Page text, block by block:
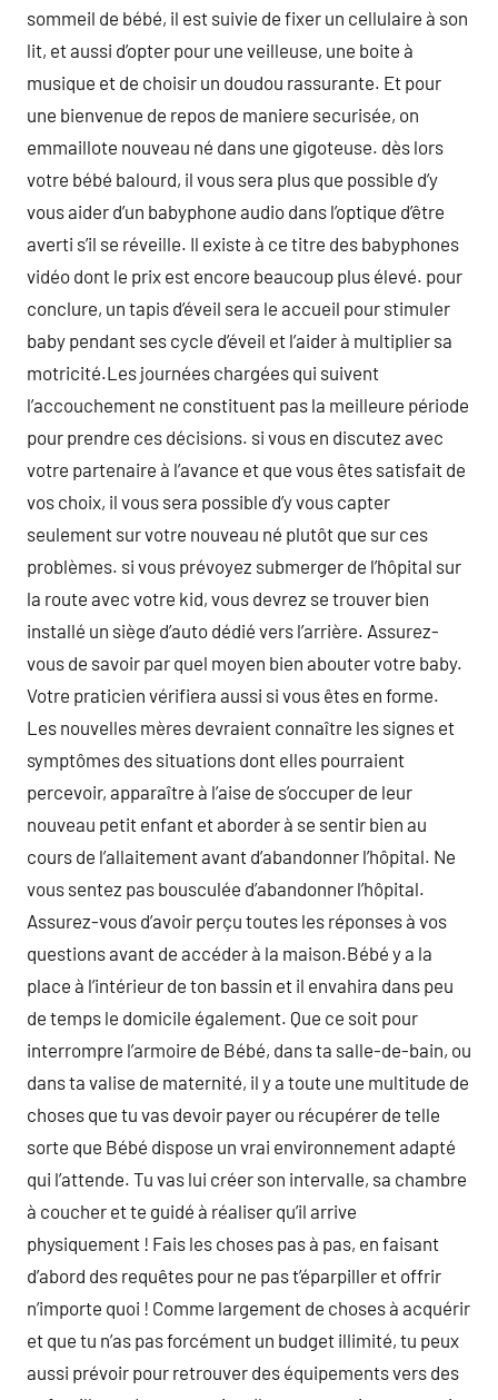
sommeil de bébé, il est suivie de fixer un cellulaire à son
lit, et aussi d’opter pour une veilleuse, une boite à
musique et de choisir un doudou rassurante. Et pour
une bienvenue de repos de maniere securisée, on
emmaillote nouveau né dans une gigoteuse. dès lors
votre bébé balourd, il vous sera plus que possible d’y
vous aider d’un babyphone audio dans l’optique d’être
averti s’il se réveille. Il existe à ce titre des babyphones
vidéo dont le prix est encore beaucoup plus élevé. pour
conclure, un tapis d’éveil sera le accueil pour stimuler
baby pendant ses cycle d’éveil et l’aider à multiplier sa
motricité.Les journées chargées qui suivent
l’accouchement ne constituent pas la meilleure période
pour prendre ces décisions. si vous en discutez avec
votre partenaire à l’avance et que vous êtes satisfait de
vos choix, il vous sera possible d’y vous capter
seulement sur votre nouveau né plutôt que sur ces
problèmes. si vous prévoyez submerger de l’hôpital sur
la route avec votre kid, vous devrez se trouver bien
installé un siège d’auto dédié vers l’arrière. Assurez-
vous de savoir par quel moyen bien abouter votre baby.
Votre praticien vérifiera aussi si vous êtes en forme.
Les nouvelles mères devraient connaître les signes et
symptômes des situations dont elles pourraient
percevoir, apparaître à l’aise de s’occuper de leur
nouveau petit enfant et aborder à se sentir bien au
cours de l’allaitement avant d’abandonner l’hôpital. Ne
vous sentez pas bousculée d’abandonner l’hôpital.
Assurez-vous d’avoir perçu toutes les réponses à vos
questions avant de accéder à la maison.Bébé y a la
place à l’intérieur de ton bassin et il envahira dans peu
de temps le domicile également. Que ce soit pour
interrompre l’armoire de Bébé, dans ta salle-de-bain, ou
dans ta valise de maternité, il y a toute une multitude de
choses que tu vas devoir payer ou récupérer de telle
sorte que Bébé dispose un vrai environnement adapté
qui l’attende. Tu vas lui créer son intervalle, sa chambre
à coucher et te guidé à réaliser qu’il arrive
physiquement ! Fais les choses pas à pas, en faisant
d’abord des requêtes pour ne pas t’éparpiller et offrir
n’importe quoi ! Comme largement de choses à acquérir
et que tu n’as pas forcément un budget illimité, tu peux
aussi prévoir pour retrouver des équipements vers des